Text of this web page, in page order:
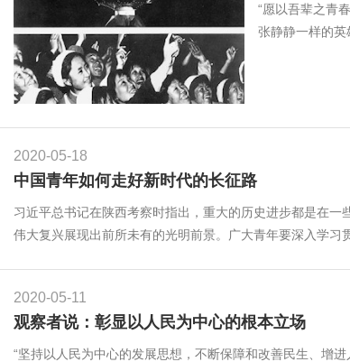
“愿以吾辈之青
张静静一样的
2020-05-18
中国青年如何走好新时代的长征路
习近平总书记在陕西考察时指出，重大的历史进步都是在
伟大复兴展现出前所未有的光明前景。广大青年要深入学习
2020-05-11
观察者说：彰显以人民为中心的根本立场
“坚持以人民为中心的发展思想，不断保障和改善民生、增